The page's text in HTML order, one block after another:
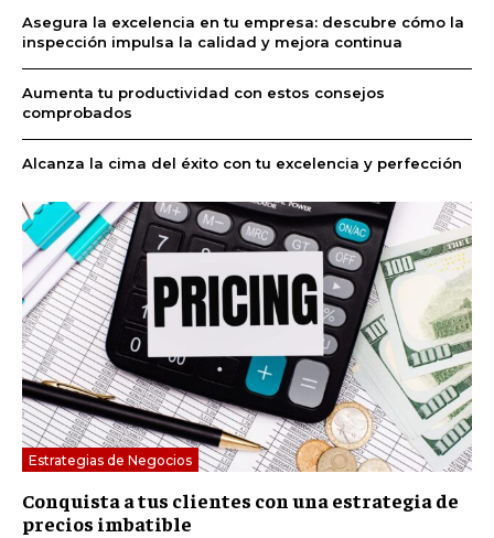
Asegura la excelencia en tu empresa: descubre cómo la
inspección impulsa la calidad y mejora continua
Aumenta tu productividad con estos consejos
comprobados
Alcanza la cima del éxito con tu excelencia y perfección
Estrategias de Negocios
Conquista a tus clientes con una estrategia de
precios imbatible